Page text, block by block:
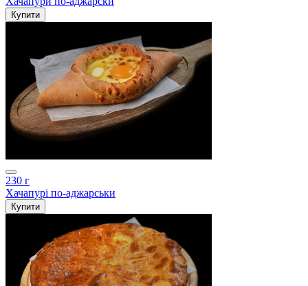
Купити
230 г
Хачапурі по-аджарськи
Купити